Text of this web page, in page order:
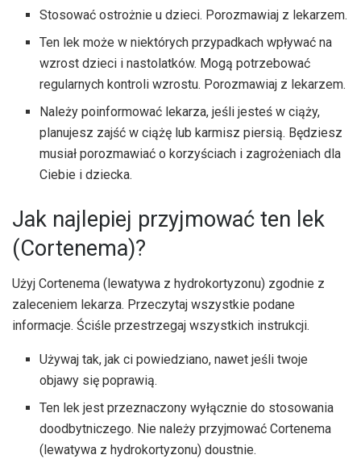
Stosować ostrożnie u dzieci. Porozmawiaj z lekarzem.
Ten lek może w niektórych przypadkach wpływać na
wzrost dzieci i nastolatków. Mogą potrzebować
regularnych kontroli wzrostu. Porozmawiaj z lekarzem.
Należy poinformować lekarza, jeśli jesteś w ciąży,
planujesz zajść w ciążę lub karmisz piersią. Będziesz
musiał porozmawiać o korzyściach i zagrożeniach dla
Ciebie i dziecka.
Jak najlepiej przyjmować ten lek
(Cortenema)?
Użyj Cortenema (lewatywa z hydrokortyzonu) zgodnie z
zaleceniem lekarza. Przeczytaj wszystkie podane
informacje. Ściśle przestrzegaj wszystkich instrukcji.
Używaj tak, jak ci powiedziano, nawet jeśli twoje
objawy się poprawią.
Ten lek jest przeznaczony wyłącznie do stosowania
doodbytniczego. Nie należy przyjmować Cortenema
(lewatywa z hydrokortyzonu) doustnie.